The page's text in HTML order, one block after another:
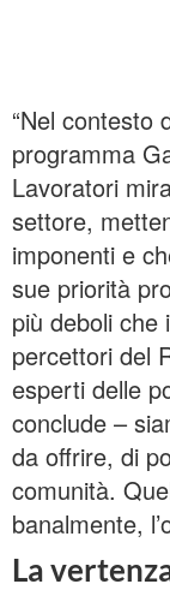
“Nel contesto
programma
Lavoratori
settore,
imponenti e
sue priorità
più deboli che
percettori del
esperti delle
conclude –
da offrire, di
comunità.
banalmente,
La